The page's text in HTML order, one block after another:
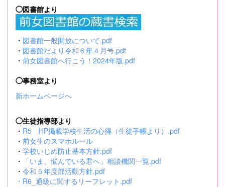
◯図書館より
・ 図書館一般開放について.pdf
・ 図書館だより令和６年４月号.pdf
・ 前女図書館へ行こう！2024年版.pdf
◯事務室より
新ホームページへ
◯生徒指導部より
・ R5 HP掲載学校生活の心得（生徒手帳より）.pdf
・ 前女生のスマホルール
・ 学校いじめ防止基本方針.pdf
・
「いま、悩んでいる君へ」相談機関一覧.pdf
・ 令和５年度部活動方針.pdf
・ R6_通級に関するリーフレット.pdf